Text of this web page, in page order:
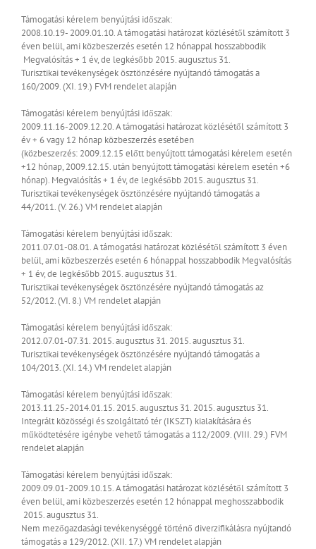
Támogatási kérelem benyújtási időszak:
2008.10.19- 2009.01.10.A támogatási határozat közlésétől számított 3
éven belül, ami közbeszerzés esetén 12 hónappal hosszabbodik
Megvalósítás + 1 év, de legkésőbb 2015. augusztus 31.
Turisztikai tevékenységek ösztönzésére nyújtandó támogatás a
160/2009. (XI. 19.) FVM rendelet alapján
Támogatási kérelem benyújtási időszak:
2009.11.16-2009.12.20.A támogatási határozat közlésétől számított 3
év + 6 vagy 12 hónap közbeszerzés esetében
(közbeszerzés: 2009.12.15 előtt benyújtott támogatási kérelem esetén
+12 hónap, 2009.12.15. után benyújtott támogatási kérelem esetén +6
hónap). Megvalósítás + 1 év, de legkésőbb 2015. augusztus 31.
Turisztikai tevékenységek ösztönzésére nyújtandó támogatás a
44/2011. (V. 26.) VM rendelet alapján
Támogatási kérelem benyújtási időszak:
2011.07.01-08.01.A támogatási határozat közlésétől számított 3 éven
belül, ami közbeszerzés esetén 6 hónappal hosszabbodik Megvalósítás
+ 1 év, de legkésőbb 2015. augusztus 31.
Turisztikai tevékenységek ösztönzésére nyújtandó támogatás az
52/2012. (VI. 8.) VM rendelet alapján
Támogatási kérelem benyújtási időszak:
2012.07.01-07.31. 2015. augusztus 31. 2015. augusztus 31.
Turisztikai tevékenységek ösztönzésére nyújtandó támogatás a
104/2013. (XI. 14.) VM rendelet alapján
Támogatási kérelem benyújtási időszak:
2013.11.25.-2014.01.15. 2015. augusztus 31. 2015. augusztus 31.
Integrált közösségi és szolgáltató tér (IKSZT) kialakítására és
működtetésére igénybe vehető támogatás a 112/2009. (VIII. 29.) FVM
rendelet alapján
Támogatási kérelem benyújtási időszak:
2009.09.01-2009.10.15.A támogatási határozat közlésétől számított 3
éven belül, ami közbeszerzés esetén 12 hónappal meghosszabbodik
2015. augusztus 31.
Nem mezőgazdasági tevékenységgé történő diverzifikálásra nyújtandó
támogatás a 129/2012. (XII. 17.) VM rendelet alapján